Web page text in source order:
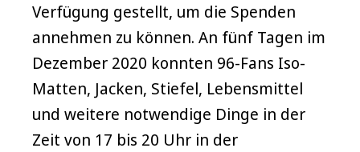
Verfügung gestellt, um die Spenden
annehmen zu können. An fünf Tagen im
Dezember 2020 konnten 96-Fans Iso-
Matten, Jacken, Stiefel, Lebensmittel
und weitere notwendige Dinge in der
Zeit von 17 bis 20 Uhr in der